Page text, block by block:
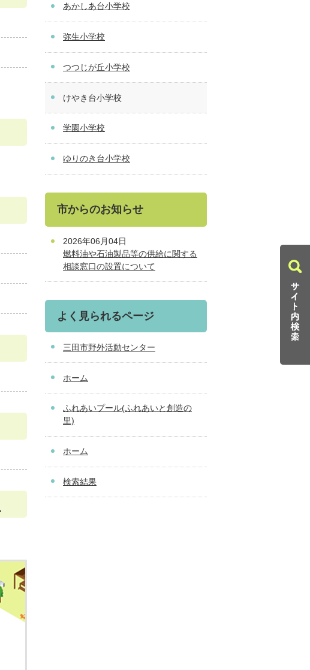
あかしあ台小学校
弥生小学校
つつじが丘小学校
けやき台小学校
学園小学校
ゆりのき台小学校
市からのお知らせ
2026年06月04日
燃料油や石油製品等の供給に関する
相談窓口の設置について
よく見られるページ
三田市野外活動センター
ホーム
ふれあいプール(ふれあいと創造の
里)
ホーム
検索結果